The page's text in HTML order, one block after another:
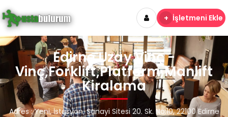
+ İşletmeni Ekle
Edirne Uzay Vinç -
Vinç,Forklift,Platform,Manlift
Kiralama
Adres : Yeni, İstasyon, Sanayi Sitesi 20. Sk. No:10, 22100 Edirne